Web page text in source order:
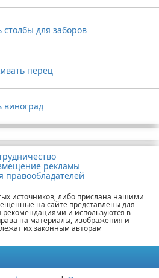
столбы для заборов
перец
виноград
рекламы
правообладателей
источников, либо прислана нашими
на сайте представлены для
и используются в
на материалы, изображения и
их законным авторам